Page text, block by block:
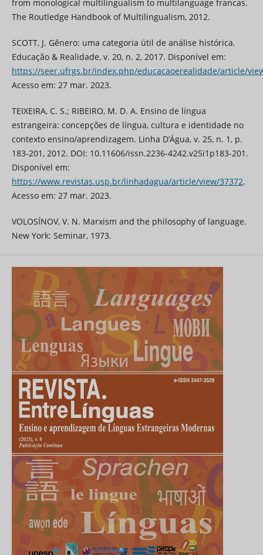
from monological multilingualism to multilanguage francas.
The Routledge Handbook of Multilingualism, 2012.
SCOTT, J. Gênero: uma categoria útil de análise histórica.
Educação & Realidade, v. 20, n. 2, 2017. Disponível em:
https://seer.ufrgs.br/index.php/educacaoerealidade/article/
Acesso em: 27 mar. 2023.
TEIXEIRA, C. S.; RIBEIRO, M. D. A. Ensino de língua
estrangeira: concepções de língua, cultura e identidade no
contexto ensino/aprendizagem. Linha D’Água, v. 25, n. 1, p.
183-201, 2012. DOI: 10.11606/issn.2236-4242.v25i1p183-201.
Disponível em:
https://www.revistas.usp.br/linhadagua/article/view/37372.
Acesso em: 27 mar. 2023.
VOLOSÍNOV, V. N. Marxism and the philosophy of language.
New York: Seminar, 1973.